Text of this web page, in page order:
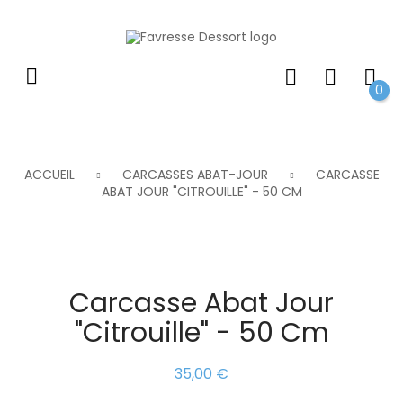
0
ACCUEIL CARCASSES ABAT-JOUR
CARCASSE
ABAT JOUR "CITROUILLE" - 50 CM
Carcasse Abat Jour
"Citrouille" - 50 Cm
35,00 €